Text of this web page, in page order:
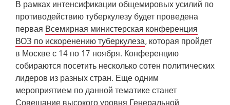
В рамках интенсификации общемировых усилий по
противодействию туберкулезу будет проведена
первая Всемирная министерская конференция
ВОЗ по искоренению туберкулеза, которая пройдет
в Москве с 14 по 17 ноября. Конференцию
собираются посетить несколько сотен политических
лидеров из разных стран. Еще одним
мероприятием по данной тематике станет